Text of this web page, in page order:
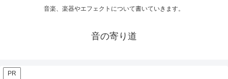
音楽、楽器やエフェクトについて書いていきます。
音の寄り道
PR